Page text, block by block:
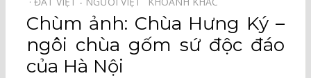
Chùm ảnh: Chùa Hưng Ký –
ngôi chùa gốm sứ độc đáo
của Hà Nội